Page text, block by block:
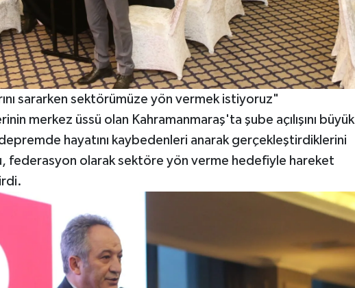
sararken sektörümüze yön vermek istiyoruz"
merkez üssü olan Kahramanmaraş'ta şube açılışını büyük
hayatını kaybedenleri anarak gerçekleştirdiklerini
federasyon olarak sektöre yön verme hedefiyle hareket